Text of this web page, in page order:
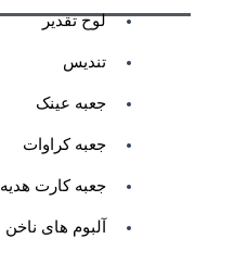
لوح تقدیر
تندیس
جعبه عینک
جعبه کراوات
جعبه کارت هدیه
آلبوم های ناخن